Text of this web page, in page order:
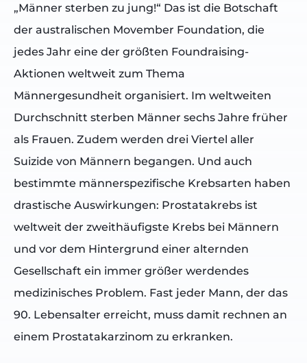
„Männer sterben zu jung!“ Das ist die Botschaft
der australischen Movember Foundation, die
jedes Jahr eine der größten Foundraising-
Aktionen weltweit zum Thema
Männergesundheit organisiert. Im weltweiten
Durchschnitt sterben Männer sechs Jahre früher
als Frauen. Zudem werden drei Viertel aller
Suizide von Männern begangen. Und auch
bestimmte männerspezifische Krebsarten haben
drastische Auswirkungen: Prostatakrebs ist
weltweit der zweithäufigste Krebs bei Männern
und vor dem Hintergrund einer alternden
Gesellschaft ein immer größer werdendes
medizinisches Problem. Fast jeder Mann, der das
90. Lebensalter erreicht, muss damit rechnen an
einem Prostatakarzinom zu erkranken.